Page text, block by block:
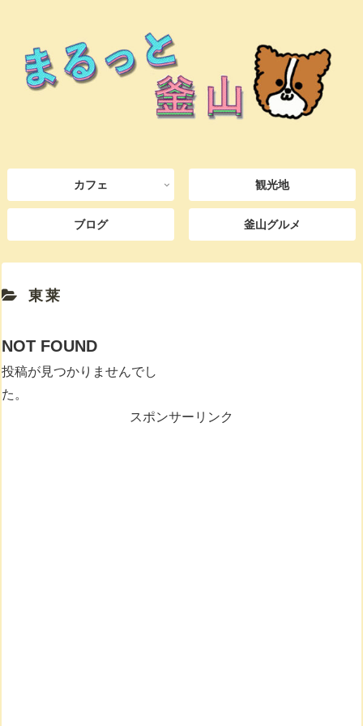
カフェ 観光地
ブログ 釜山グルメ
東莱
NOT FOUND
投稿が見つかりませんでし
た。
スポンサーリンク